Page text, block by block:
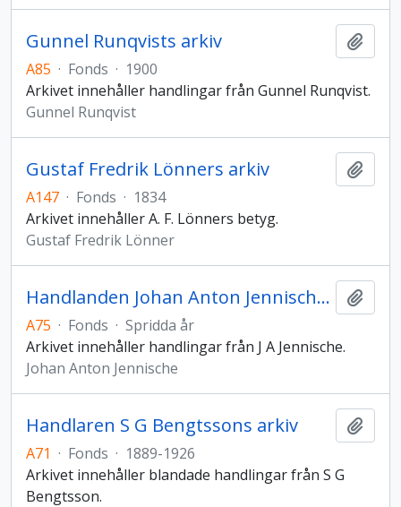
Gunnel Runqvists arkiv
A85 · Fonds · 1900
Arkivet innehåller handlingar från Gunnel Runqvist.
Gunnel Runqvist
Gustaf Fredrik Lönners arkiv
A147 · Fonds · 1834
Arkivet innehåller A. F. Lönners betyg.
Gustaf Fredrik Lönner
Handlanden Johan Anton Jennisches arkiv
A75 · Fonds · Spridda år
Arkivet innehåller handlingar från J A Jennische.
Johan Anton Jennische
Handlaren S G Bengtssons arkiv
A71 · Fonds · 1889-1926
Arkivet innehåller blandade handlingar från S G
Bengtsson.